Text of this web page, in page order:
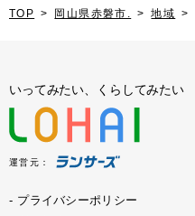
TOP 岡山県赤磐市. 地域
いってみたい、くらしてみたい
運営元：
プライバシーポリシー